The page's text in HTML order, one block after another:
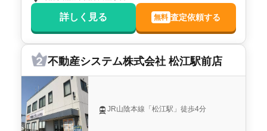
詳しく見る 無料 査定依頼する
不動産システム株式会社 松江駅前店
JR山陰本線「松江駅」徒歩4分